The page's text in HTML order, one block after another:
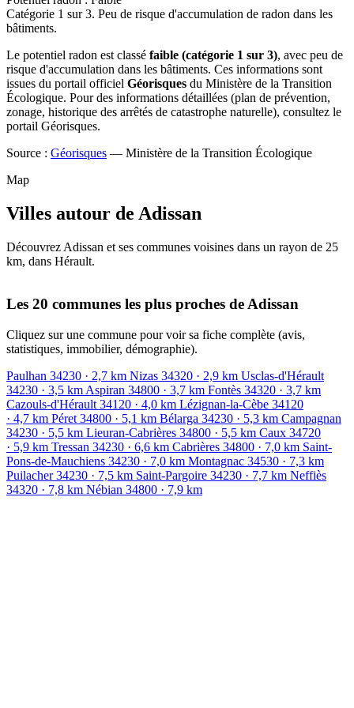
Catégorie 1 sur 3. Peu de risque d'accumulation de radon dans les
bâtiments.
Le potentiel radon est classé faible (catégorie 1 sur 3), avec peu de
risque d'accumulation dans les bâtiments. Ces informations sont
issues du portail officiel Géorisques du Ministère de la Transition
Écologique. Pour des informations détaillées (plan de prévention,
zonage, historique des arrêtés de catastrophe naturelle), consultez le
portail Géorisques.
Source : Géorisques — Ministère de la Transition Écologique
Map
Villes autour de Adissan
Découvrez Adissan et ses communes voisines dans un rayon de 25
km, dans Hérault.
+
Les 20 communes les plus proches de Adissan
Cliquez sur une commune pour voir sa fiche complète (avis,
statistiques, immobilier, démographie).
Paulhan 34230 · 2,7 km Nizas 34320 · 2,9 km Usclas-d'Hérault
34230 · 3,5 km Aspiran 34800 · 3,7 km Fontès 34320 · 3,7 km
Cazouls-d'Hérault 34120 · 4,0 km Lézignan-la-Cèbe 34120
· 4,7 km Péret 34800 · 5,1 km Bélarga 34230 · 5,3 km Campagnan
34230 · 5,5 km Lieuran-Cabrières 34800 · 5,5 km Caux 34720
· 5,9 km Tressan 34230 · 6,6 km Cabrières 34800 · 7,0 km Saint-
Pons-de-Mauchiens 34230 · 7,0 km Montagnac 34530 · 7,3 km
Puilacher 34230 · 7,5 km Saint-Pargoire 34230 · 7,7 km Neffiès
34320 · 7,8 km Nébian 34800 · 7,9 km